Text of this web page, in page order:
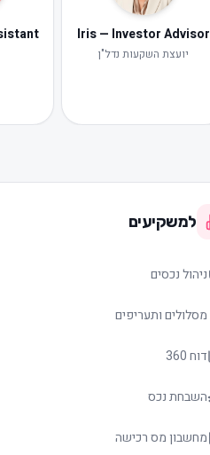
Iris — Investor Advisor
יועצת השקעות נדל"ן
למשקיעים
ניהול נכסים
מסלולים ותעריפים
דוח 360
השבחת נכס
מחשבון מס רכישה